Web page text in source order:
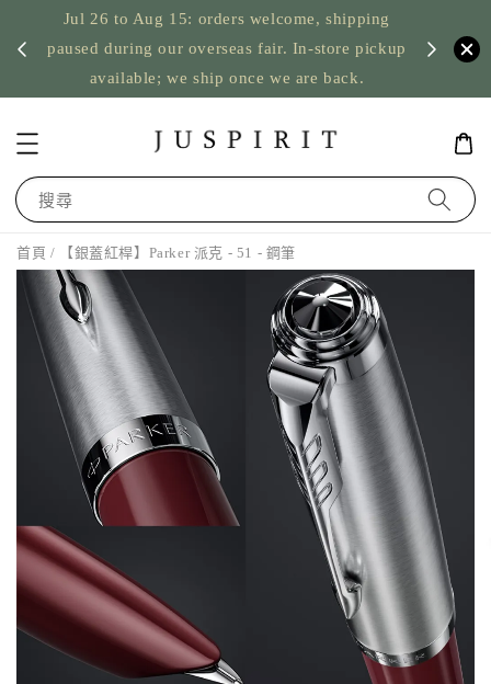
Jul 26 to Aug 15: orders welcome, shipping
paused during our overseas fair. In-store pickup
available; we ship once we are back.
US
搜尋
首頁 / 【銀蓋紅桿】Parker 派克 - 51 - 鋼筆